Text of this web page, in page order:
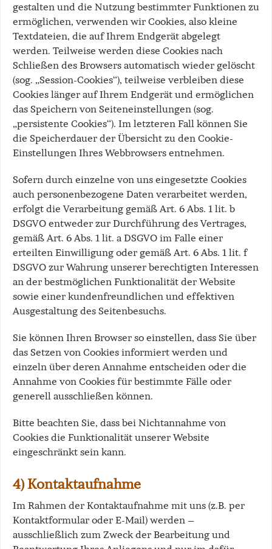
gestalten und die Nutzung bestimmter Funktionen zu
ermöglichen, verwenden wir Cookies, also kleine
Textdateien, die auf Ihrem Endgerät abgelegt
werden. Teilweise werden diese Cookies nach
Schließen des Browsers automatisch wieder gelöscht
(sog. „Session-Cookies“), teilweise verbleiben diese
Cookies länger auf Ihrem Endgerät und ermöglichen
das Speichern von Seiteneinstellungen (sog.
„persistente Cookies“). Im letzteren Fall können Sie
die Speicherdauer der Übersicht zu den Cookie-
Einstellungen Ihres Webbrowsers entnehmen.
Sofern durch einzelne von uns eingesetzte Cookies
auch personenbezogene Daten verarbeitet werden,
erfolgt die Verarbeitung gemäß Art. 6 Abs. 1 lit. b
DSGVO entweder zur Durchführung des Vertrages,
gemäß Art. 6 Abs. 1 lit. a DSGVO im Falle einer
erteilten Einwilligung oder gemäß Art. 6 Abs. 1 lit. f
DSGVO zur Wahrung unserer berechtigten Interessen
an der bestmöglichen Funktionalität der Website
sowie einer kundenfreundlichen und effektiven
Ausgestaltung des Seitenbesuchs.
Sie können Ihren Browser so einstellen, dass Sie über
das Setzen von Cookies informiert werden und
einzeln über deren Annahme entscheiden oder die
Annahme von Cookies für bestimmte Fälle oder
generell ausschließen können.
Bitte beachten Sie, dass bei Nichtannahme von
Cookies die Funktionalität unserer Website
eingeschränkt sein kann.
4) Kontaktaufnahme
Im Rahmen der Kontaktaufnahme mit uns (z.B. per
Kontaktformular oder E-Mail) werden –
ausschließlich zum Zweck der Bearbeitung und